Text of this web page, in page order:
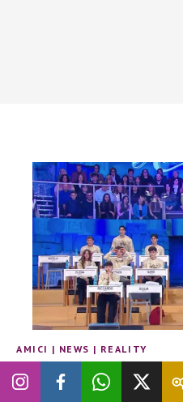
AMICI | NEWS | REALITY
Amici 25,